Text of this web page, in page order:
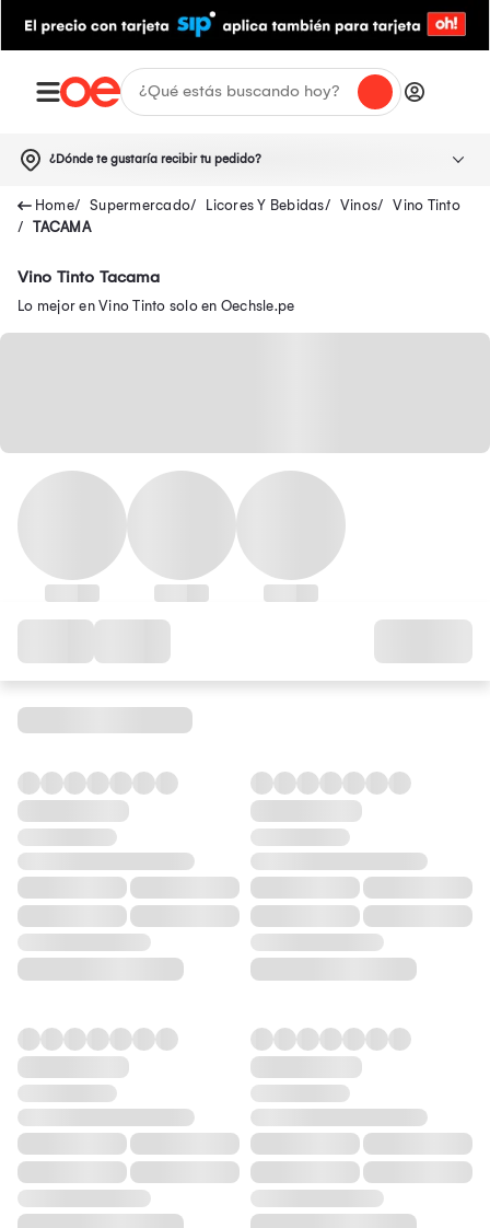
¿Dónde te gustaría recibir tu pedido?
Supermercado Licores Y Bebidas Vinos
Vino Tinto
TACAMA
Vino Tinto Tacama
Lo mejor en Vino Tinto solo en Oechsle.pe